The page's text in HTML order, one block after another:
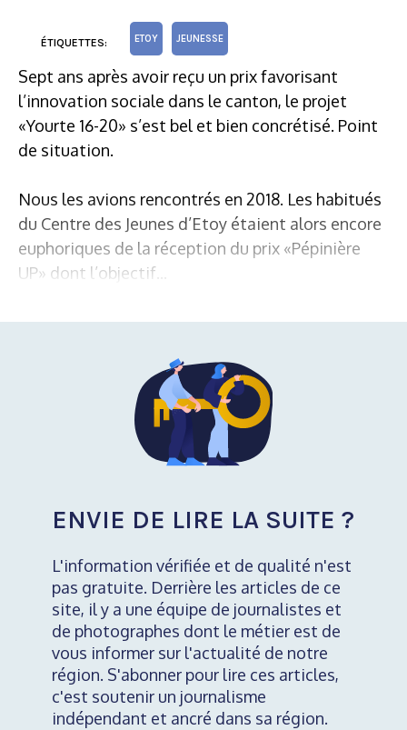
ÉTIQUETTES: ETOY JEUNESSE
Sept ans après avoir reçu un prix favorisant
l’innovation sociale dans le canton, le projet
«Yourte 16-20» s’est bel et bien concrétisé. Point
de situation.
Nous les avions rencontrés en 2018. Les habitués
du Centre des Jeunes d’Etoy étaient alors encore
euphoriques de la réception du prix «Pépinière
UP» dont l’objectif...
ENVIE DE LIRE LA SUITE ?
L'information vérifiée et de qualité n'est
pas gratuite. Derrière les articles de ce
site, il y a une équipe de journalistes et
de photographes dont le métier est de
vous informer sur l'actualité de notre
région. S'abonner pour lire ces articles,
c'est soutenir un journalisme
indépendant et ancré dans sa région.